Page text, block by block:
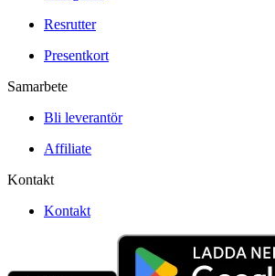
Resrutter
Presentkort
Samarbete
Bli leverantör
Affiliate
Kontakt
Kontakt